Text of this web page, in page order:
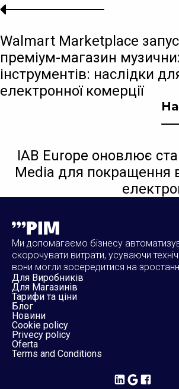
IAB Europe оновлює
Media для покращення
Walmart Marketplace
преміум-магазин
інструментів: наслідки
електронної комерції
Ми допомагаємо бізнесу
скорочувати витрати, усуваючи
вони могли зосередитися на зростанні
Для Виробників
Для Магазинів
Тарифи та ціни
Блог
Новини
Cookie policy
Privecy policy
Oferta
Terms and Conditions